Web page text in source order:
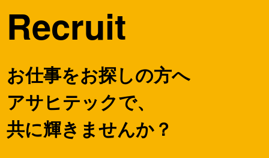
Recruit
お仕事をお探しの方へ
アサヒテックで、
共に輝きませんか？